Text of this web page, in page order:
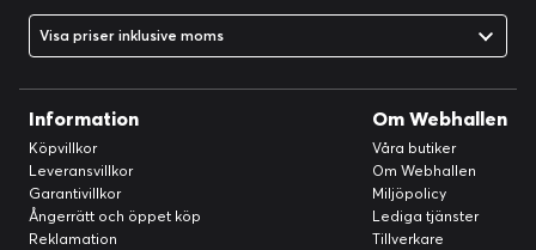
Visa priser inklusive moms
Information
Köpvillkor
Leveransvillkor
Garantivillkor
Ångerrätt och öppet köp
Reklamation
Om Webhallen
Våra butiker
Om Webhallen
Miljöpolicy
Lediga tjänster
Tillverkare